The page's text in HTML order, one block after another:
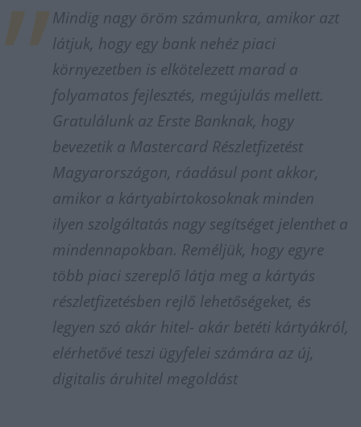
Mindig nagy öröm számunkra, amikor azt
látjuk, hogy egy bank nehéz piaci
környezetben is elkötelezett marad a
folyamatos fejlesztés, megújulás mellett.
Gratulálunk az Erste Banknak, hogy
bevezetik a Mastercard Részletfizetést
Magyarországon, ráadásul pont akkor,
amikor a kártyabirtokosoknak minden
ilyen szolgáltatás nagy segítséget jelenthet a
mindennapokban. Reméljük, hogy egyre
több piaci szereplő látja meg a kártyás
részletfizetésben rejlő lehetőségeket, és
legyen szó akár hitel- akár betéti kártyákról,
elérhetővé teszi ügyfelei számára az új,
digitalis áruhitel megoldást